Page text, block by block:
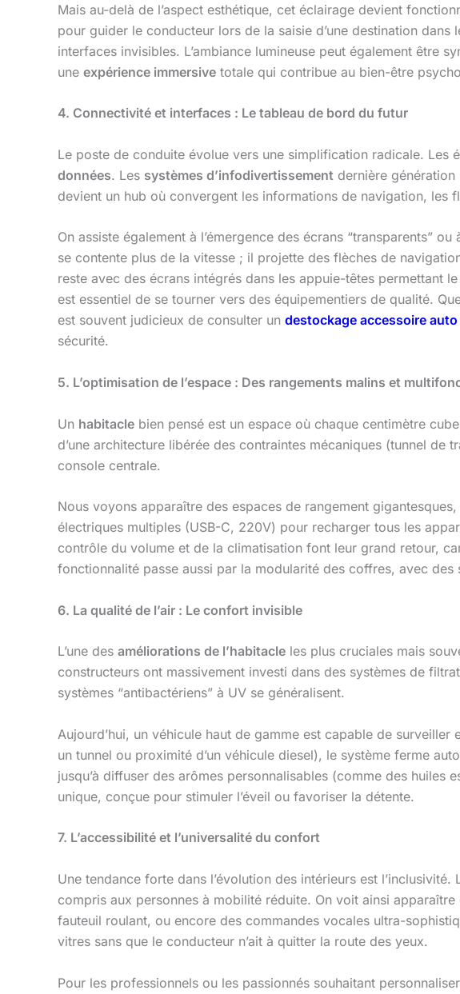
Mais au-delà de l’aspect esthétique, cet éclairage devient
pour guider le conducteur lors de la saisie d’une destination
interfaces invisibles. L’ambiance lumineuse peut également être
une expérience immersive totale qui contribue au bien-être
4. Connectivité et interfaces : Le tableau de bord du futur
Le poste de conduite évolue vers une simplification radicale. Les
données. Les systèmes d’infodivertissement dernière
devient un hub où convergent les informations de navigation, les
On assiste également à l’émergence des écrans “transparents”
se contente plus de la vitesse ; il projette des flèches de
reste avec des écrans intégrés dans les appuie-têtes permettant
est essentiel de se tourner vers des équipementiers de qualité.
est souvent judicieux de consulter un destockage accessoire auto
sécurité.
5. L’optimisation de l’espace : Des rangements malins et
Un habitacle bien pensé est un espace où chaque centimètre
d’une architecture libérée des contraintes mécaniques (tunnel
console centrale.
Nous voyons apparaître des espaces de rangement
électriques multiples (USB-C, 220V) pour recharger tous les
contrôle du volume et de la climatisation font leur grand retour,
fonctionnalité passe aussi par la modularité des coffres, avec
6. La qualité de l’air : Le confort invisible
L’une des améliorations de l’habitacle les plus cruciales mais
constructeurs ont massivement investi dans des systèmes de
systèmes “antibactériens” à UV se généralisent.
Aujourd’hui, un véhicule haut de gamme est capable de
un tunnel ou proximité d’un véhicule diesel), le système ferme
jusqu’à diffuser des arômes personnalisables (comme des
unique, conçue pour stimuler l’éveil ou favoriser la détente.
7. L’accessibilité et l’universalité du confort
Une tendance forte dans l’évolution des intérieurs est l’inclusivité.
compris aux personnes à mobilité réduite. On voit ainsi
fauteuil roulant, ou encore des commandes vocales ultra-
vitres sans que le conducteur n’ait à quitter la route des yeux.
Pour les professionnels ou les passionnés souhaitant